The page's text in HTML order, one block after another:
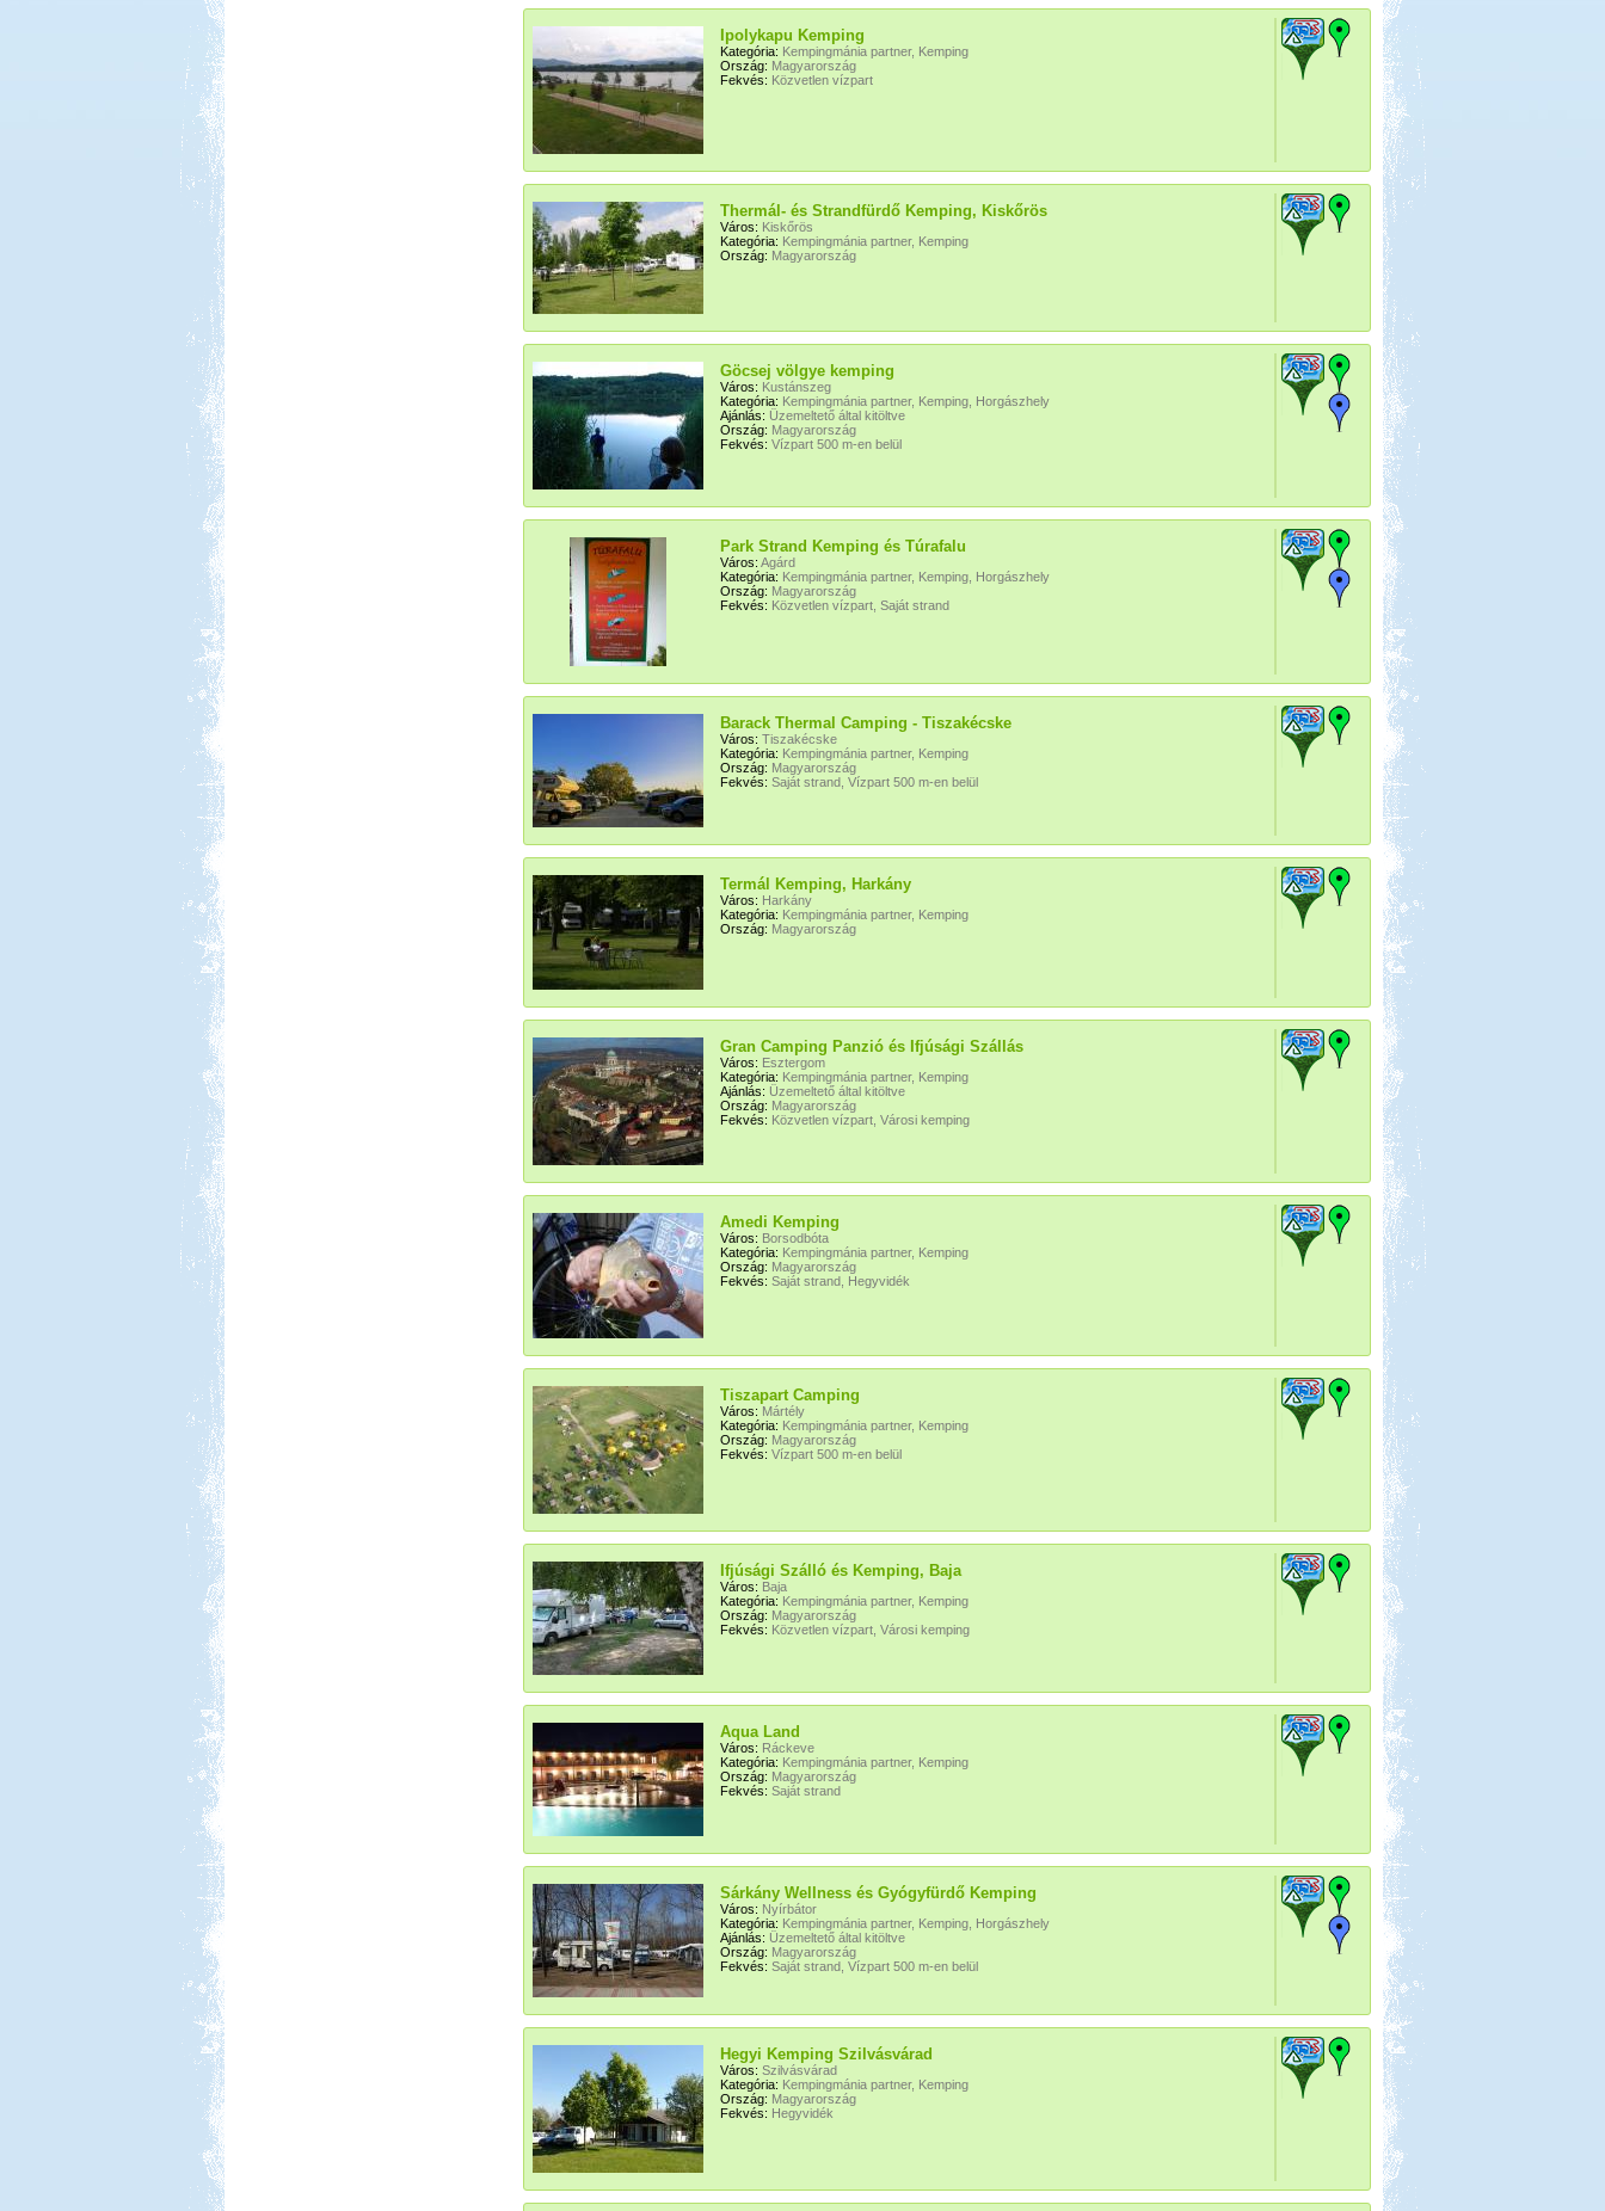
Ipolykapu Kemping
Kategória: Kempingmánia partner, Kemping
Ország: Magyarország
Fekvés: Közvetlen vízpart
Thermál- és Strandfürdő Kemping, Kiskőrös
Város: Kiskőrös
Kategória: Kempingmánia partner, Kemping
Ország: Magyarország
Göcsej völgye kemping
Város: Kustánszeg
Kategória: Kempingmánia partner, Kemping, Horgászhely
Ajánlás: Üzemeltető által kitöltve
Ország: Magyarország
Fekvés: Vízpart 500 m-en belül
Park Strand Kemping és Túrafalu
Város: Agárd
Kategória: Kempingmánia partner, Kemping, Horgászhely
Ország: Magyarország
Fekvés: Közvetlen vízpart, Saját strand
Barack Thermal Camping - Tiszakécske
Város: Tiszakécske
Kategória: Kempingmánia partner, Kemping
Ország: Magyarország
Fekvés: Saját strand, Vízpart 500 m-en belül
Termál Kemping, Harkány
Város: Harkány
Kategória: Kempingmánia partner, Kemping
Ország: Magyarország
Gran Camping Panzió és Ifjúsági Szállás
Város: Esztergom
Kategória: Kempingmánia partner, Kemping
Ajánlás: Üzemeltető által kitöltve
Ország: Magyarország
Fekvés: Közvetlen vízpart, Városi kemping
Amedi Kemping
Város: Borsodbóta
Kategória: Kempingmánia partner, Kemping
Ország: Magyarország
Fekvés: Saját strand, Hegyvidék
Tiszapart Camping
Város: Mártély
Kategória: Kempingmánia partner, Kemping
Ország: Magyarország
Fekvés: Vízpart 500 m-en belül
Ifjúsági Szálló és Kemping, Baja
Város: Baja
Kategória: Kempingmánia partner, Kemping
Ország: Magyarország
Fekvés: Közvetlen vízpart, Városi kemping
Aqua Land
Város: Ráckeve
Kategória: Kempingmánia partner, Kemping
Ország: Magyarország
Fekvés: Saját strand
Sárkány Wellness és Gyógyfürdő Kemping
Város: Nyírbátor
Kategória: Kempingmánia partner, Kemping, Horgászhely
Ajánlás: Üzemeltető által kitöltve
Ország: Magyarország
Fekvés: Saját strand, Vízpart 500 m-en belül
Hegyi Kemping Szilvásvárad
Város: Szilvásvárad
Kategória: Kempingmánia partner, Kemping
Ország: Magyarország
Fekvés: Hegyvidék